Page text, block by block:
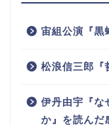
宙組公演『黒
松浪信三郎『
伊丹由宇『な
か』を読んだ